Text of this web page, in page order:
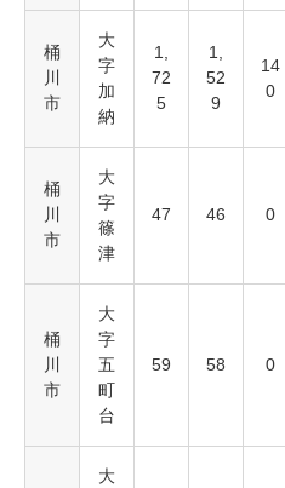
桶
川
市
大
字
加
納
1,
72
5
1,
52
9
14
0
桶
川
市
大
字
篠
津
47 46 0
桶
川
市
大
字
五
町
台
59 58 0
大